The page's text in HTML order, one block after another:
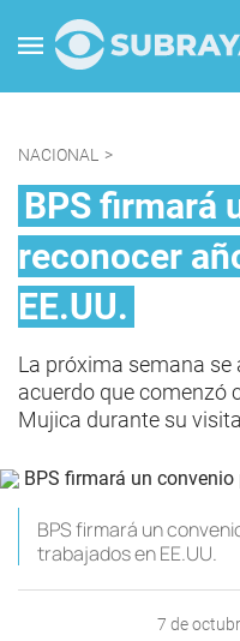
NACIONAL >
BPS firmará
reconocer
EE.UU.
La próxima semana se
acuerdo que comenzó
Mujica durante su
BPS firmará un
trabajados en EE.UU.
7 de